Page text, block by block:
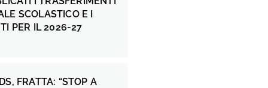
SCOLASTICO E I
PER IL 2026-27
FRATTA: “STOP A